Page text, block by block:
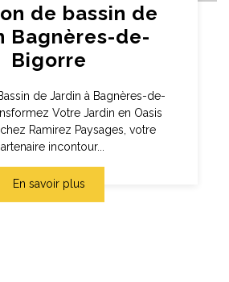
de bassin de
Bagnères-de-
Bigorre
de Jardin à Bagnères-de-
Votre Jardin en Oasis
Ramirez Paysages, votre
incontour...
En savoir plus